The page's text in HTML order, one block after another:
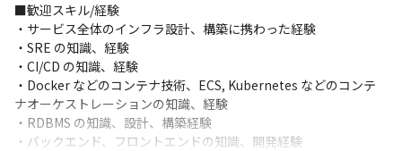
■歓迎スキル/経験
・サービス全体のインフラ設計、構築に携わった経験
・SRE の知識、経験
・CI/CD の知識、経験
・Docker などのコンテナ技術、ECS, Kubernetes などのコンテ
ナオーケストレーションの知識、経験
・RDBMS の知識、設計、構築経験
・バックエンド、フロントエンドの知識、開発経験